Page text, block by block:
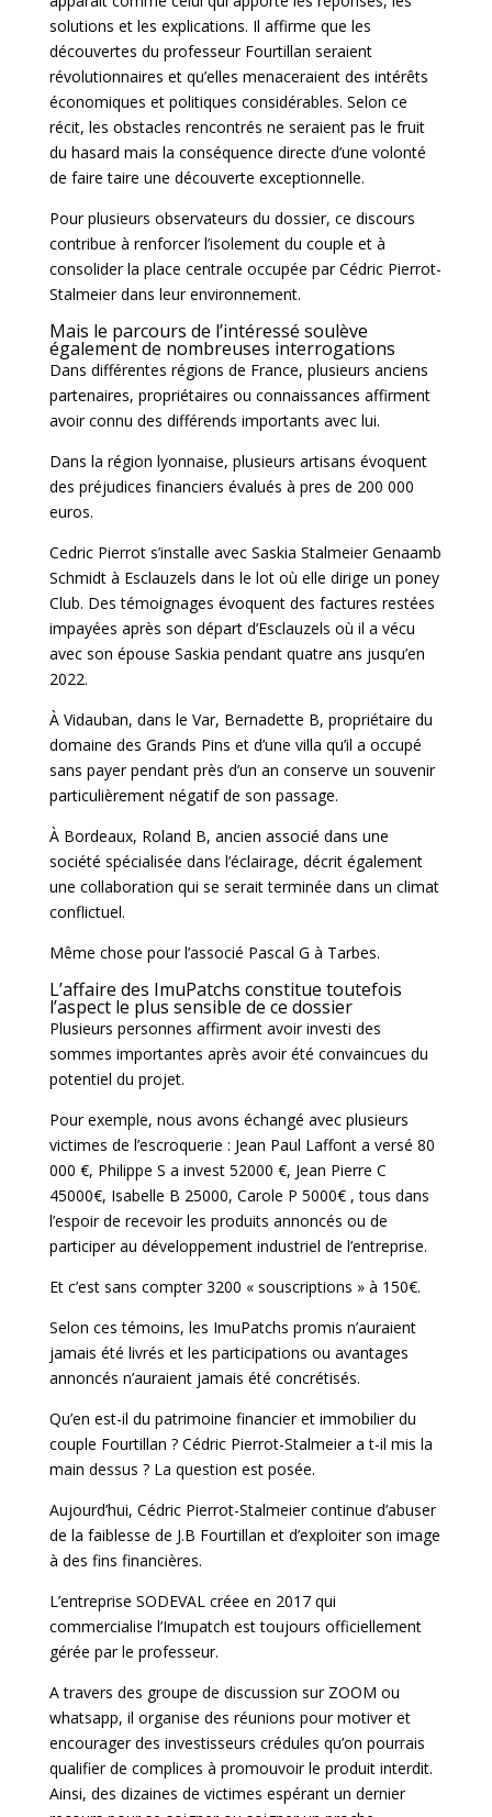
solutions et les explications. Il affirme que les
découvertes du professeur Fourtillan seraient
révolutionnaires et qu’elles menaceraient des intérêts
économiques et politiques considérables. Selon ce
récit, les obstacles rencontrés ne seraient pas le fruit
du hasard mais la conséquence directe d’une volonté
de faire taire une découverte exceptionnelle.
Pour plusieurs observateurs du dossier, ce discours
contribue à renforcer l’isolement du couple et à
consolider la place centrale occupée par Cédric Pierrot-
Stalmeier dans leur environnement.
Mais le parcours de l’intéressé soulève
également de nombreuses interrogations
Dans différentes régions de France, plusieurs anciens
partenaires, propriétaires ou connaissances affirment
avoir connu des différends importants avec lui.
Dans la région lyonnaise, plusieurs artisans évoquent
des préjudices financiers évalués à pres de 200 000
euros.
Cedric Pierrot s’installe avec Saskia Stalmeier Genaamb
Schmidt à Esclauzels dans le lot où elle dirige un poney
Club. Des témoignages évoquent des factures restées
impayées après son départ d’Esclauzels où il a vécu
avec son épouse Saskia pendant quatre ans jusqu’en
2022.
À Vidauban, dans le Var, Bernadette B, propriétaire du
domaine des Grands Pins et d’une villa qu’il a occupé
sans payer pendant près d’un an conserve un souvenir
particulièrement négatif de son passage.
À Bordeaux, Roland B, ancien associé dans une
société spécialisée dans l’éclairage, décrit également
une collaboration qui se serait terminée dans un climat
conflictuel.
Même chose pour l’associé Pascal G à Tarbes.
L’affaire des ImuPatchs constitue toutefois
l’aspect le plus sensible de ce dossier
Plusieurs personnes affirment avoir investi des
sommes importantes après avoir été convaincues du
potentiel du projet.
Pour exemple, nous avons échangé avec plusieurs
victimes de l’escroquerie : Jean Paul Laffont a versé 80
000 €, Philippe S a invest 52000 €, Jean Pierre C
45000€, Isabelle B 25000, Carole P 5000€ , tous dans
l’espoir de recevoir les produits annoncés ou de
participer au développement industriel de l’entreprise.
Et c’est sans compter 3200 « souscriptions » à 150€.
Selon ces témoins, les ImuPatchs promis n’auraient
jamais été livrés et les participations ou avantages
annoncés n’auraient jamais été concrétisés.
Qu’en est-il du patrimoine financier et immobilier du
couple Fourtillan ? Cédric Pierrot-Stalmeier a t-il mis la
main dessus ? La question est posée.
Aujourd’hui, Cédric Pierrot-Stalmeier continue d’abuser
de la faiblesse de J.B Fourtillan et d’exploiter son image
à des fins financières.
L’entreprise SODEVAL créee en 2017 qui
commercialise l’Imupatch est toujours officiellement
gérée par le professeur.
A travers des groupe de discussion sur ZOOM ou
whatsapp, il organise des réunions pour motiver et
encourager des investisseurs crédules qu’on pourrais
qualifier de complices à promouvoir le produit interdit.
Ainsi, des dizaines de victimes espérant un dernier